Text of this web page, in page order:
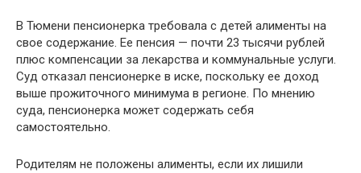
В Тюмени пенсионерка требовала с детей алименты на
свое содержание. Ее пенсия — почти 23 тысячи рублей
плюс компенсации за лекарства и коммунальные услуги.
Суд отказал пенсионерке в иске, поскольку ее доход
выше прожиточного минимума в регионе. По мнению
суда, пенсионерка может содержать себя
самостоятельно.
Родителям не положены алименты, если их лишили